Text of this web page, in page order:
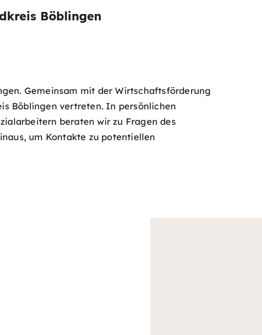
Böblingen
Gemeinsam mit der Wirtschaftsförderung
Böblingen vertreten. In persönlichen
beraten wir zu Fragen des
um Kontakte zu potentiellen